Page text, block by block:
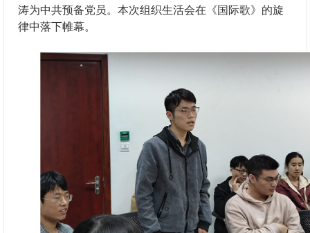
涛为中共预备党员。本次组织生活会在《国际歌》的旋
律中落下帷幕。